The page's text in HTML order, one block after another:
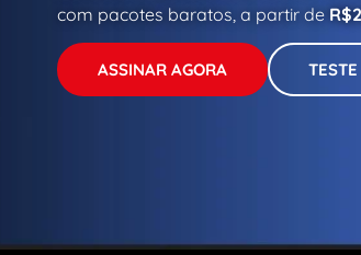
com pacotes baratos, a partir de
ASSINAR AGORA